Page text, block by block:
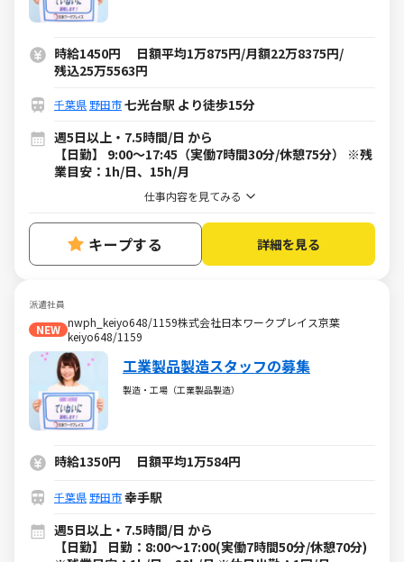
時給1450円 日額平均1万875円/月額22万8375円/
残込25万5563円
千葉県 野田市七光台駅 より徒歩15分
週5日以上・7.5時間/日 から
【日勤】 9:00～17:45（実働7時間30分/休憩75分） ※残
業目安：1h/日、15h/月
仕事内容を見てみる
キープする 詳細を見る
派遣社員
NEW nwph_keiyo648/1159株式会社日本ワークプレイス京葉
keiyo648/1159
工業製品製造スタッフの募集
製造・工場（工業製品製造）
時給1350円 日額平均1万584円
千葉県 野田市幸手駅
週5日以上・7.5時間/日 から
【日勤】 日勤：8:00～17:00(実働7時間50分/休憩70分)